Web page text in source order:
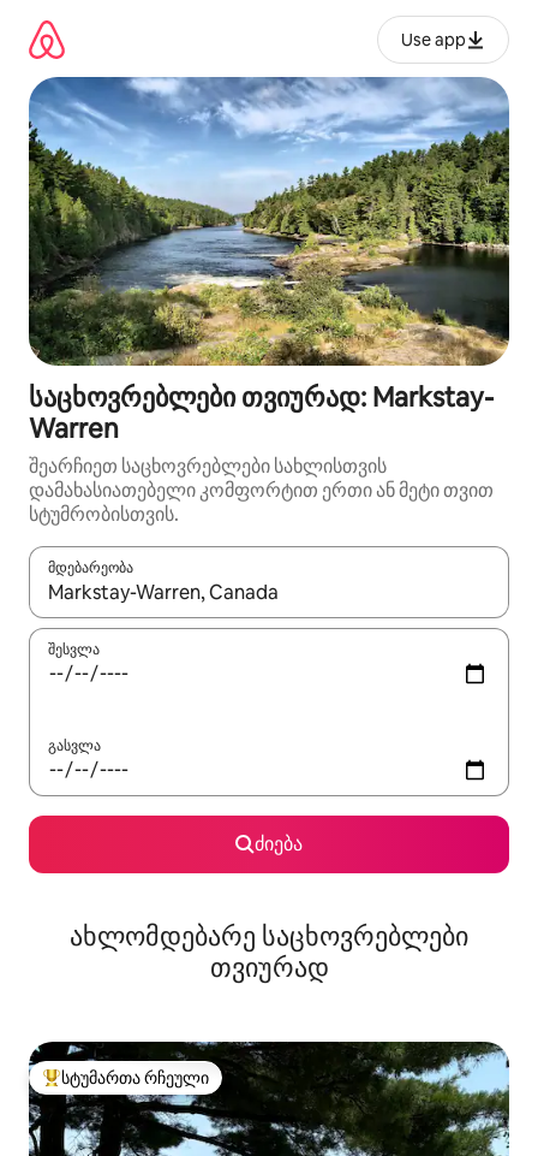
გადასვლა
Use app
საცხოვრებლები თვიურად: Markstay-
Warren
შეარჩიეთ საცხოვრებლები სახლისთვის
დამახასიათებელი კომფორტით ერთი ან მეტი თვით
სტუმრობისთვის.
მდებარეობა
როცა შედეგები ხელმისაწვდომი გახდება, ნავიგაციისთვის
შესვლა
გასვლა
ძიება
ახლომდებარე საცხოვრებლები
თვიურად
სტუმართა რჩეული მოწინავე ვარიანტი
სტუმართა რჩეული